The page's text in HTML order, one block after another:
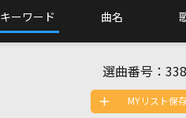
キーワード 曲名
選曲番号：
MYリスト保